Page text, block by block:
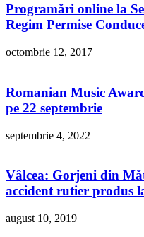
Programări online la
Regim Permise
octombrie 12, 2017
Romanian Music
pe 22 septembrie
septembrie 4, 2022
Vâlcea: Gorjeni din
accident rutier produs
august 10, 2019